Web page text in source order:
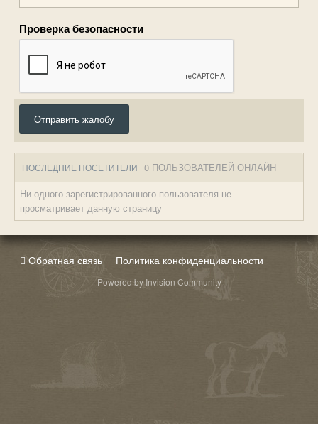
Проверка безопасности
Отправить жалобу
ПОСЛЕДНИЕ ПОСЕТИТЕЛИ 0 ПОЛЬЗОВАТЕЛЕЙ ОНЛАЙН
Ни одного зарегистрированного пользователя не
просматривает данную страницу
Обратная связь Политика конфиденциальности
Powered by Invision Community